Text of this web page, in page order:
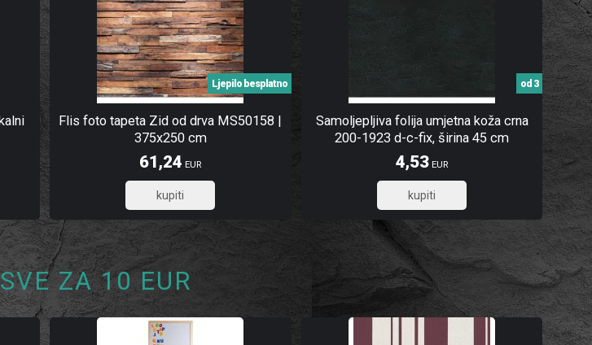
Flis foto tapeta Zid od drva MS50158 |
375x250 cm
Ljepilo besplatno
61,24 EUR
48,99
Samoljepljiva folija umjetna koža crna
200-1923 d-c-fix, širina 45 cm
od 3
4,53 EUR
3,62
ZA 10 EUR